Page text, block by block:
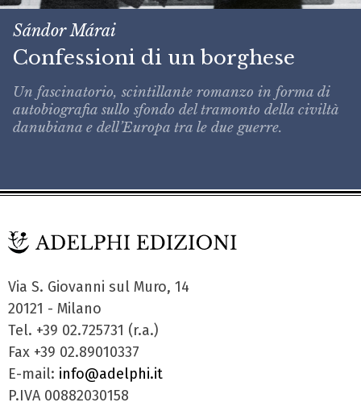
Sándor Márai
Confessioni di un borghese
Un fascinatorio, scintillante romanzo in forma di
autobiografia sullo sfondo del tramonto della civiltà
danubiana e dell’Europa tra le due guerre.
Via S. Giovanni sul Muro, 14
20121 - Milano
Tel. +39 02.725731 (r.a.)
Fax +39 02.89010337
E-mail: info@adelphi.it
P.IVA 00882030158